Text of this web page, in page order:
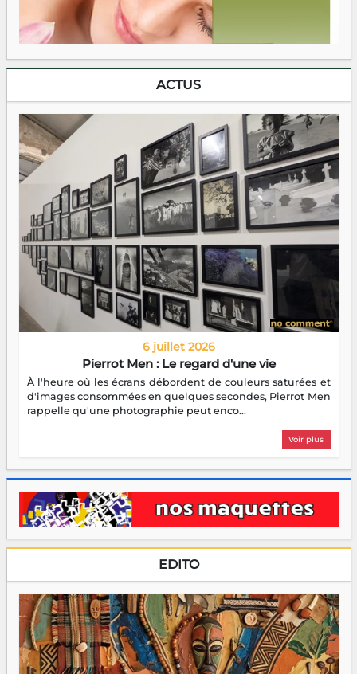
ACTUS
6 juillet 2026
Pierrot Men : Le regard d'une vie
À l'heure où les écrans débordent de couleurs saturées et
d'images consommées en quelques secondes, Pierrot Men
rappelle qu'une photographie peut enco...
Voir plus
EDITO